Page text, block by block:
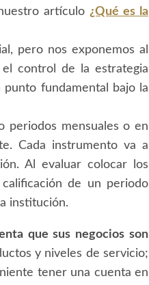
artículo ¿Qué es la
pero nos exponemos al
control de la estrategia
fundamental bajo la
periodos mensuales o en
Cada instrumento va a
Al evaluar colocar los
de un periodo
institución.
que sus negocios son
y niveles de servicio;
tener una cuenta en